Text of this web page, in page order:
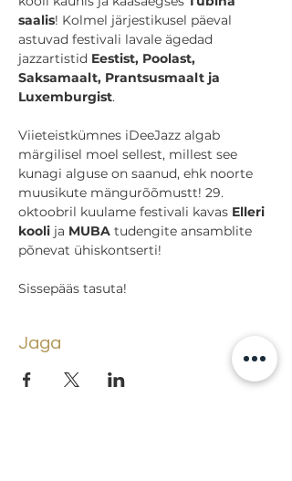
saalis! Kolmel järjestikusel päeval
astuvad festivali lavale ägedad
jazzartistid Eestist, Poolast,
Saksamaalt, Prantsusmaalt ja
Luxemburgist.
Viieteistkümnes iDeeJazz algab
märgilisel moel sellest, millest see
kunagi alguse on saanud, ehk noorte
muusikute mängurõõmustt! 29.
oktoobril kuulame festivali kavas Elleri
kooli ja MUBA tudengite ansamblite
põnevat ühiskontserti!
Sissepääs tasuta!
Jaga